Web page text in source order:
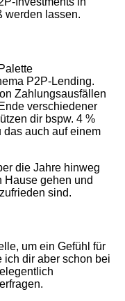
werden lassen.
P2P-Lending.
Zahlungsausfällen
verschiedener
dir bspw. 4 %
das auch auf einem
die Jahre hinweg
Hause gehen und
sind.
um ein Gefühl für
ich dir aber schon bei